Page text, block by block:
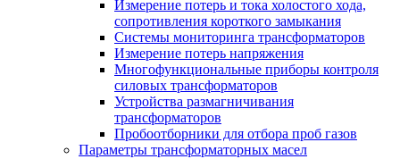
Измерение потерь и тока холостого хода,
сопротивления короткого замыкания
Системы мониторинга трансформаторов
Измерение потерь напряжения
Многофункциональные приборы контроля
силовых трансформаторов
Устройства размагничивания
трансформаторов
Пробоотборники для отбора проб газов
Параметры трансформаторных масел